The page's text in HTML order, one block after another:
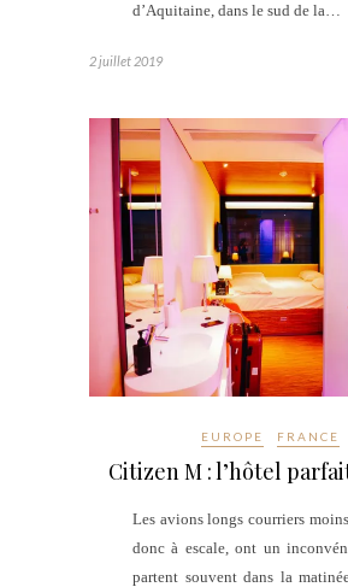
d’Aquitaine, dans le sud de la…
2 juillet 2019
EUROPE FRANCE
Citizen M : l’hôtel
Les avions longs courriers
donc à escale, ont un
partent souvent dans la